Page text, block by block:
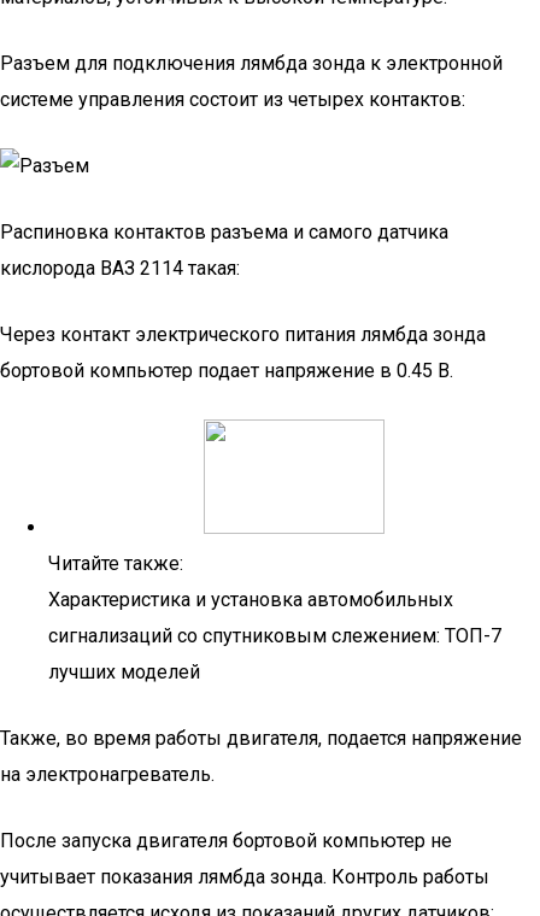
Разъем для подключения лямбда зонда к электронной
системе управления состоит из четырех контактов:
Распиновка контактов разъема и самого датчика
кислорода ВАЗ 2114 такая:
Через контакт электрического питания лямбда зонда
бортовой компьютер подает напряжение в 0.45 В.
Читайте также:
Характеристика и установка автомобильных
сигнализаций со спутниковым слежением: ТОП-7
лучших моделей
Также, во время работы двигателя, подается напряжение
на электронагреватель.
После запуска двигателя бортовой компьютер не
учитывает показания лямбда зонда. Контроль работы